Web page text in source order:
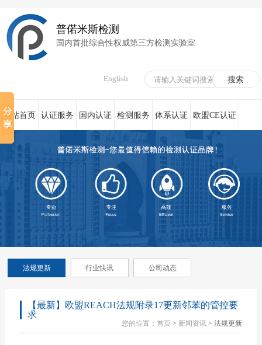
普偌米斯检测
国内首批综合性权威第三方检测实验室
English
网站首页 认证服务 国内认证 检测服务 体系认证 欧盟CE认证
荣誉资质 在线服务 新闻资讯 关于我们
法规更新 行业快讯 公司动态
【最新】欧盟REACH法规附录17更新邻苯的管控要
求
您的位置：首页 > 新闻资讯 > 法规更新